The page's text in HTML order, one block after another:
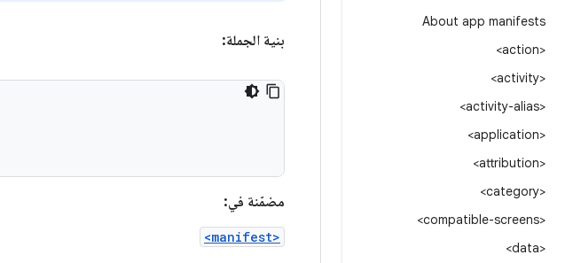
About app manifests
<action>
<activity>
<activity-alias>
<application>
<attribution>
<category>
<compatible-screens>
<data>
بنية الجملة:
مضمّنة في:
<manifest>